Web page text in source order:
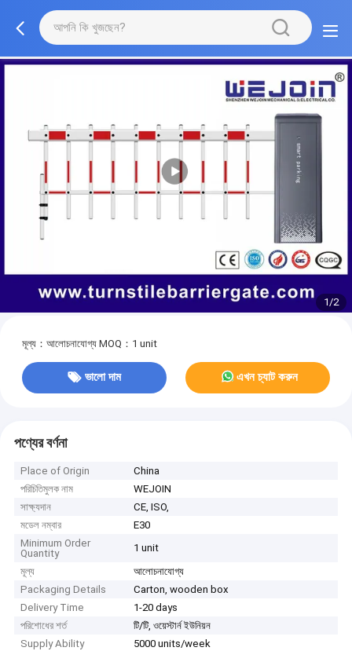
1/2
মূল্য：আলোচনাযোগ্য MOQ：1 unit
ভালো দাম এখন চ্যাট করুন
পণ্যের বর্ণনা
Place of Origin
China
পরিচিতিমুলক নাম
WEJOIN
সাক্ষ্যদান
CE, ISO,
মডেল নম্বার
E30
Minimum Order
Quantity
1 unit
মূল্য
আলোচনাযোগ্য
Packaging Details
Carton, wooden box
Delivery Time
1-20 days
পরিশোধের শর্ত
টি/টি, ওয়েস্টার্ন ইউনিয়ন
Supply Ability
5000 units/week